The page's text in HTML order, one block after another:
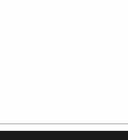
que a VTV SBT acompanha: